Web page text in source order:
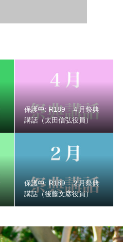
保護中: R189 ４月祭典
講話（太田信弘役員）
保護中: R189 ２月祭典
講話（後藤文彦役員）